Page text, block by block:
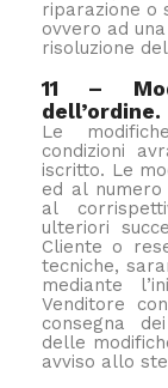
riparazione o
ovvero ad
risoluzione
11 –
dell’ordine.
Le
condizioni
iscritto. Le
ed al
al
ulteriori
Cliente o
tecniche,
mediante
Venditore
consegna
delle
avviso allo